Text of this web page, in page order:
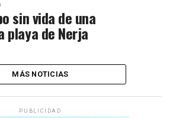
sin vida de una
playa de Nerja
MÁS NOTICIAS
PUBLICIDAD